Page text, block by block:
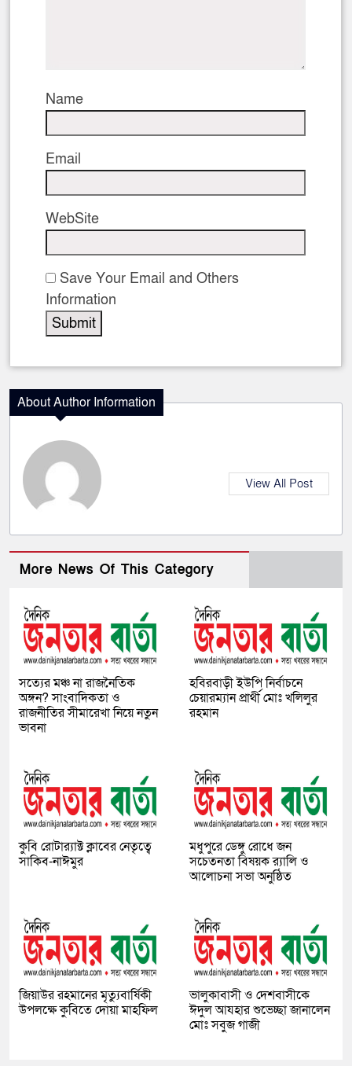
Name
Email
WebSite
Save Your Email and Others
Information
About Author Information
View All Post
More News Of This Category
সত্যের মঞ্চ না রাজনৈতিক
অঙ্গন? সাংবাদিকতা ও
রাজনীতির সীমারেখা নিয়ে নতুন
ভাবনা
হবিরবাড়ী ইউপি নির্বাচনে
চেয়ারম্যান প্রার্থী মোঃ খলিলুর
রহমান
কুবি রোটার‍্যাক্ট ক্লাবের নেতৃত্বে
সাকিব-নাঈমুর
মধুপুরে ডেঙ্গু রোধে জন
সচেতনতা বিষয়ক র‍্যালি ও
আলোচনা সভা অনুষ্ঠিত
জিয়াউর রহমানের মৃত্যুবার্ষিকী
উপলক্ষে কুবিতে দোয়া মাহফিল
ভালুকাবাসী ও দেশবাসীকে
ঈদুল আযহার শুভেচ্ছা জানালেন
মোঃ সবুজ গাজী